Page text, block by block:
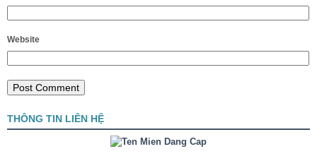
Website
THÔNG TIN LIÊN HỆ